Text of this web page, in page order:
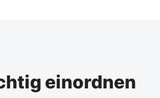
einordnen